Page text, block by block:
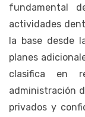
fundamental
actividades
la base desde
planes
clasifica en
administración
privados y